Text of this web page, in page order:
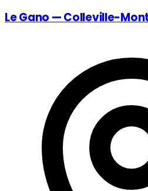
Le Gano — Colleville-